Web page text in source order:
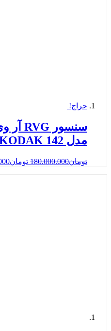
حراج!
مدل KODAK 142
تومان180.000.000 تومان